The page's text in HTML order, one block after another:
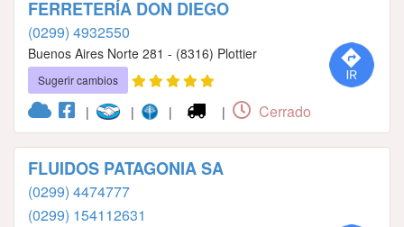
FERRETERÍA DON DIEGO
(0299) 4932550
Buenos Aires Norte 281 - (8316) Plottier
Sugerir cambios
| | | | Cerrado
FLUIDOS PATAGONIA SA
(0299) 4474777
(0299) 154112631